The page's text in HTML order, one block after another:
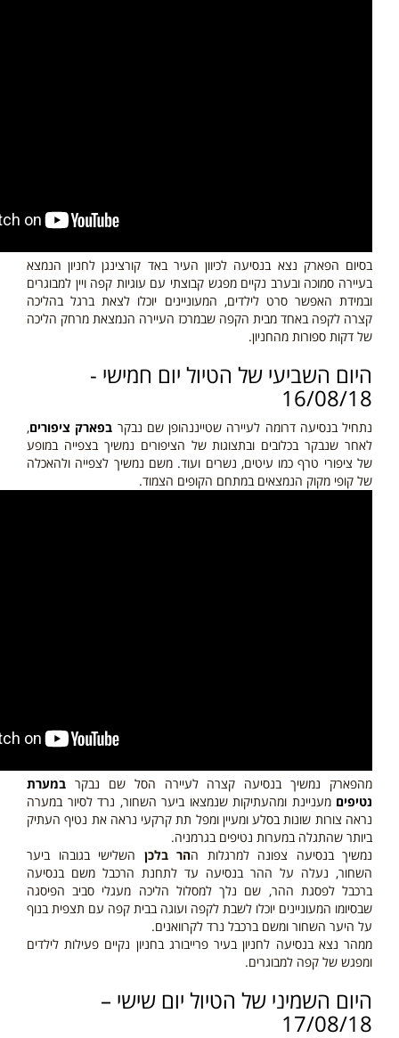
בסיום הפארק נצא בנסיעה לכיוון העיר באד קורצינגן לחניון הנמצא
בעיירה סמוכה ובערב נקיים מפגש קבוצתי עם עוגיות קפה ויין למבוגרים
ובמידת האפשר סרט לילדים, המעוניינים יוכלו לצאת ברגל בהליכה
קצרה לקפה באחד מבית הקפה שבמרכז העיירה הנמצאת מרחק הליכה
של דקות ספורות מהחניון.
היום השביעי של הטיול יום חמישי -
16/08/18
נתחיל בנסיעה דרומה לעיירה שטייננהופן שם נבקר בפארק ציפורים,
לאחר שנבקר בכלובים ובתצוגות של הציפורים נמשיך בצפייה במופע
של ציפורי טרף כמו עיטים, נשרים ועוד. משם נמשיך לצפייה ולהאכלה
של קופי מקוק הנמצאים במתחם הקופים הצמוד.
מהפארק נמשיך בנסיעה קצרה לעיירה הסל שם נבקר במערת
נטיפים מעניינת ומהעתיקות שנמצאו ביער השחור, נרד לסיור במערה
נראה צורות שונות בסלע ומעיין ומפל תת קרקעי נראה את נטיף העתיק
ביותר שהתגלה במערות נטיפים בגרמניה.
נמשיך בנסיעה צפונה למרגלות ההר בלכן השלישי בגובהו ביער
השחור, נעלה על ההר בנסיעה עד לתחנת הרכבל משם בנסיעה
ברכבל לפסגת ההר, שם נלך למסלול הליכה מעגלי סביב הפיסגה
שבסיומו המעוניינים יוכלו לשבת לקפה ועוגה בבית קפה עם תצפית בנוף
על היער השחור ומשם ברכבל נרד לקרוואנים.
ממהר נצא בנסיעה לחניון בעיר פרייבורג בחניון נקיים פעילות לילדים
ומפגש של קפה למבוגרים.
היום השמיני של הטיול יום שישי –
17/08/18